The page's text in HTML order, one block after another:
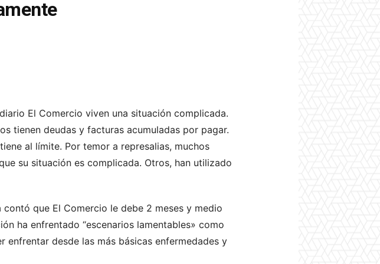
El Comercio viven una situación complicada.
tienen deudas y facturas acumuladas por pagar.
al límite. Por temor a represalias, muchos
su situación es complicada. Otros, han utilizado
que El Comercio le debe 2 meses y medio
ha enfrentado “escenarios lamentables» como
desde las más básicas enfermedades y